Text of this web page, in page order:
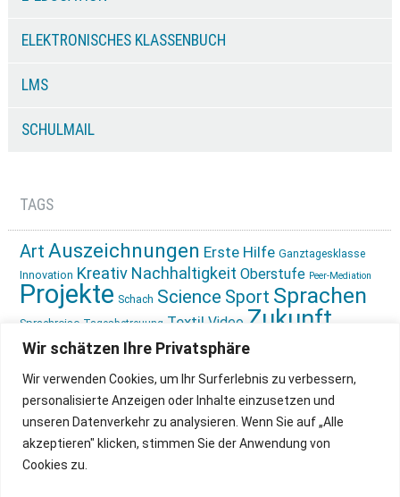
Wir schätzen Ihre Privatsphäre
Wir verwenden Cookies, um Ihr Surferlebnis zu verbessern,
personalisierte Anzeigen oder Inhalte einzusetzen und
unseren Datenverkehr zu analysieren. Wenn Sie auf „Alle
akzeptieren" klicken, stimmen Sie der Anwendung von
Cookies zu.
ELEKTRONISCHES KLASSENBUCH
LMS
SCHULMAIL
TAGS
Art Auszeichnungen Erste Hilfe Ganztagesklasse
Innovation Kreativ Nachhaltigkeit Oberstufe Peer-Mediation
Projekte Schach Science Sport Sprachen
Sprachreise Tagesbetreuung Textil Video Zukunft
gestalten Ökologie
IMPRESSUM